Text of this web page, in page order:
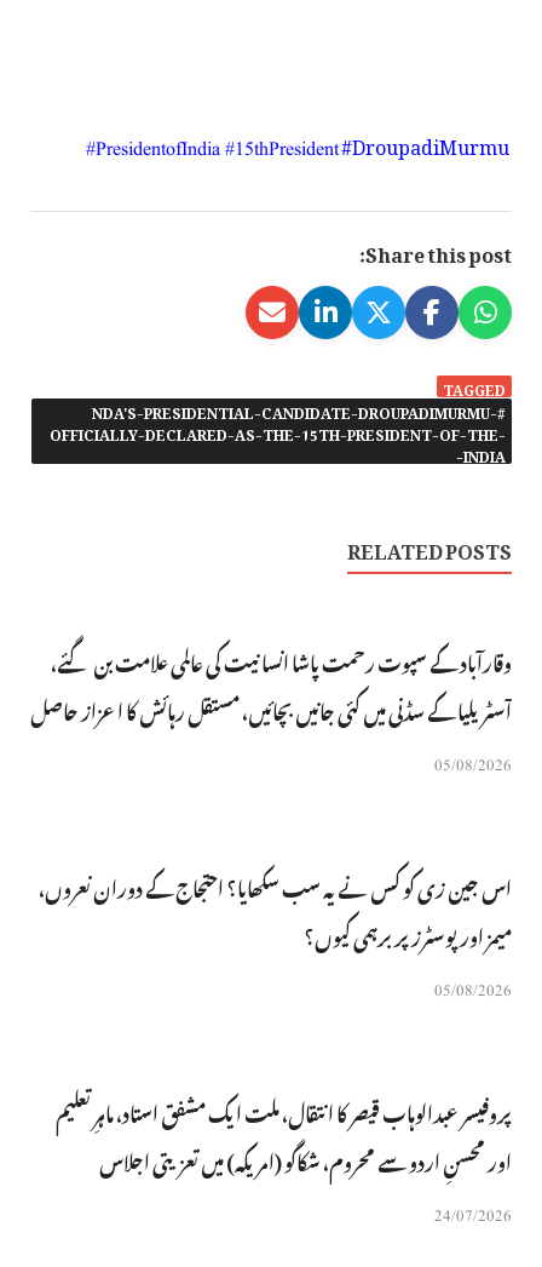
#DroupadiMurmu
PresidentofIndia #15thPresident#
Share this post:
TAGGED
#NDA'S-PRESIDENTIAL-CANDIDATE-DROUPADIMURMU-
OFFICIALLY-DECLARED-AS-THE-15TH-PRESIDENT-OF-THE-
INDIA-
RELATED POSTS
وقارآباد کے سپوت رحمت پاشا انسانیت کی عالمی علامت بن گئے،
آسٹریلیا کے سڈنی میں کئی جانیں بچائیں، مستقل رہائش کا اعزاز حاصل
05/08/2026
اس جین زی کو کس نے یہ سب سکھایا؟ احتجاج کے دوران نعروں،
میمز اور پوسٹرز پر برہمی کیوں؟
05/08/2026
پروفیسر عبدالوہاب قیصر کا انتقال، ملت ایک مشفق استاد، ماہرِتعلیم
اور محسنِ اردو سے محروم، شکاگو (امریکہ) میں تعزیتی اجلاس
24/07/2026